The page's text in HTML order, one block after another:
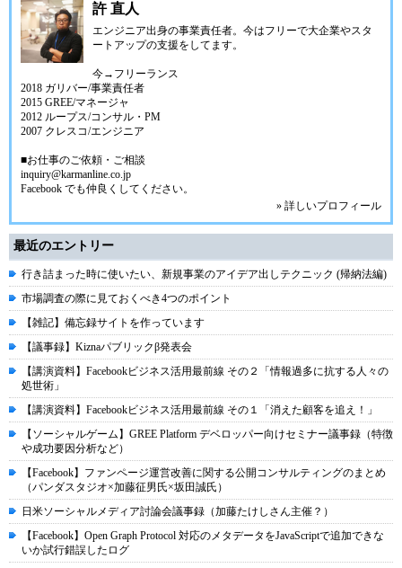
許 直人
エンジニア出身の事業責任者。今はフリーで大企業やスタ
ートアップの支援をしてます。
今→フリーランス
2018 ガリバー/事業責任者
2015 GREE/マネージャ
2012 ループス/コンサル・PM
2007 クレスコ/エンジニア
■お仕事のご依頼・ご相談
inquiry@karmanline.co.jp
Facebook でも仲良くしてください。
» 詳しいプロフィール
最近のエントリー
行き詰まった時に使いたい、新規事業のアイデア出しテクニック (帰納法編)
市場調査の際に見ておくべき4つのポイント
【雑記】備忘録サイトを作っています
【議事録】Kiznaパブリックβ発表会
【講演資料】Facebookビジネス活用最前線 その２「情報過多に抗する人々の
処世術」
【講演資料】Facebookビジネス活用最前線 その１「消えた顧客を追え！」
【ソーシャルゲーム】GREE Platform デベロッパー向けセミナー議事録（特徴
や成功要因分析など）
【Facebook】ファンページ運営改善に関する公開コンサルティングのまとめ
（パンダスタジオ×加藤征男氏×坂田誠氏）
日米ソーシャルメディア討論会議事録（加藤たけしさん主催？）
【Facebook】Open Graph Protocol 対応のメタデータをJavaScriptで追加できな
いか試行錯誤したログ